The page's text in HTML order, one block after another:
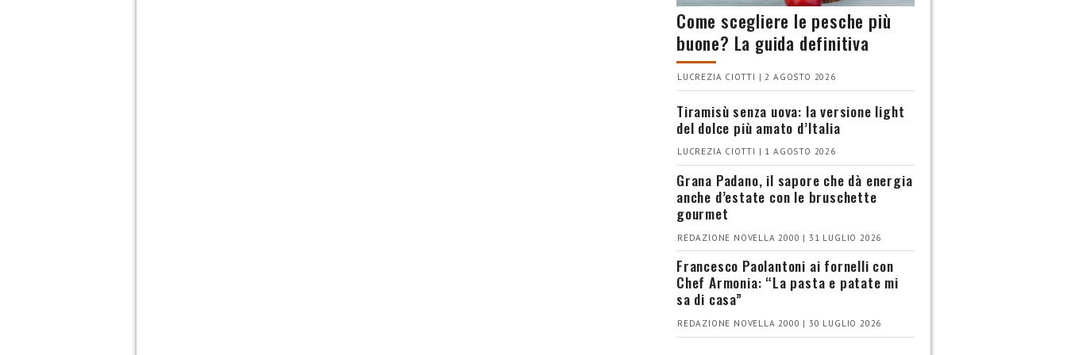
Come scegliere le pesche più
buone? La guida definitiva
LUCREZIA CIOTTI | 2 AGOSTO 2026
Tiramisù senza uova: la versione light
del dolce più amato d’Italia
LUCREZIA CIOTTI | 1 AGOSTO 2026
Grana Padano, il sapore che dà energia
anche d’estate con le bruschette
gourmet
REDAZIONE NOVELLA 2000 | 31 LUGLIO 2026
Francesco Paolantoni ai fornelli con
Chef Armonia: “La pasta e patate mi
sa di casa”
REDAZIONE NOVELLA 2000 | 30 LUGLIO 2026